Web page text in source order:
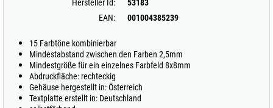
Hersteller Id:
53183
EAN:
001004385239
15 Farbtöne kombinierbar
Mindestabstand zwischen den Farben 2,5mm
Mindestgröße für ein einzelnes Farbfeld 8x8mm
Abdruckfläche: rechteckig
Gehäuse hergestellt in: Österreich
Textplatte erstellt in: Deutschland